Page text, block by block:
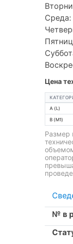
Цена
A (L)
B (M1)
Размер
№ в